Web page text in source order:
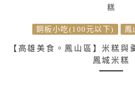
銅板小吃(100元以下) 鳳
【高雄美食。鳳山區】米糕與
鳳城米糕